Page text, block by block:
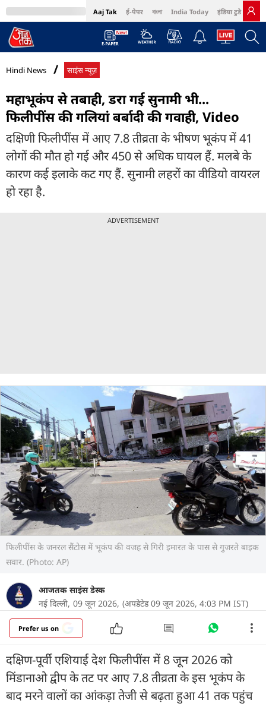
Aaj Tak ई-पेपर বাংলা India Today इंडिया टुडे हिंदी
MumbaiTak Cosmopolitan Harper's Bazaar Northeast
Hindi News साइंस न्यूज़
महाभूकंप से तबाही, डरा गई सुनामी भी...
फिलीपींस की गलियां बर्बादी की गवाही, Video
दक्षिणी फिलीपींस में आए 7.8 तीव्रता के भीषण भूकंप में 41
लोगों की मौत हो गई और 450 से अधिक घायल हैं. मलबे के
कारण कई इलाके कट गए हैं. सुनामी लहरों का वीडियो वायरल
हो रहा है.
ADVERTISEMENT
फिलीपींस के जनरल सैंटोस में भूकंप की वजह से गिरी इमारत के पास से गुजरते बाइक
सवार. (Photo: AP)
आजतक साइंस डेस्क
नई दिल्ली, 09 जून 2026, (अपडेटेड 09 जून 2026, 4:03 PM IST)
Prefer us on
दक्षिण-पूर्वी एशियाई देश फिलीपींस में 8 जून 2026 को
मिंडानाओ द्वीप के तट पर आए 7.8 तीव्रता के इस भूकंप के
बाद मरने वालों का आंकड़ा तेजी से बढ़ता हुआ 41 तक पहुंच